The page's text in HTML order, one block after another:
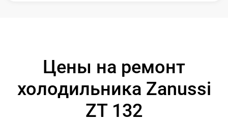
Цены на ремонт
холодильника Zanussi
ZT 132